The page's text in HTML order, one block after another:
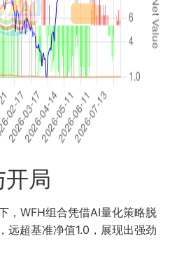
局
，WFH组合凭借AI量化策略脱
远超基准净值1.0，展现出强劲